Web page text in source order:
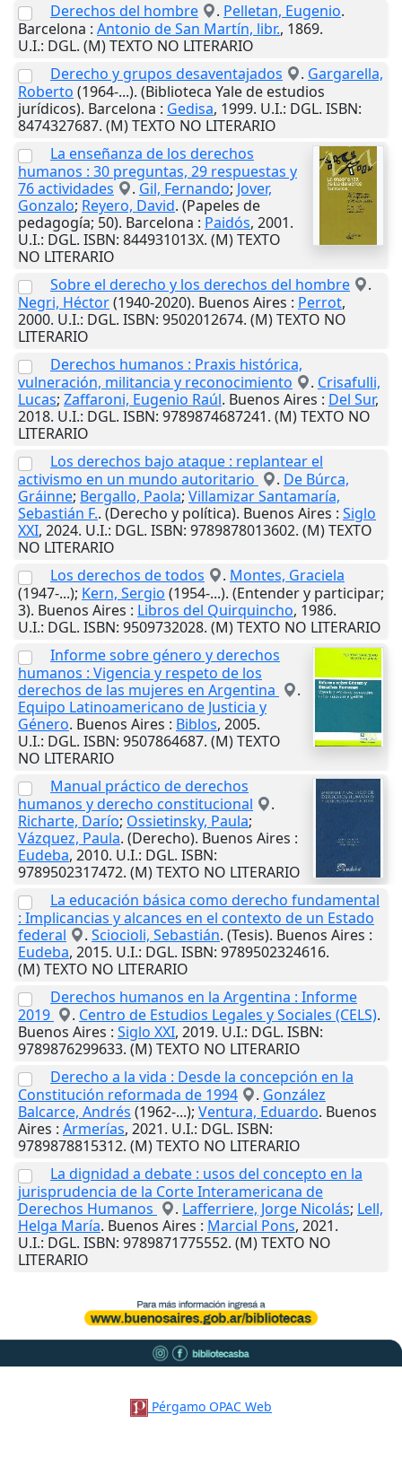
Derechos del hombre
. Pelletan, Eugenio.
Barcelona : Antonio de San Martín, libr., 1869.
U.I.: DGL. (M) TEXTO NO LITERARIO
Derecho y grupos desaventajados
. Gargarella,
Roberto (1964-...). (Biblioteca Yale de estudios
jurídicos). Barcelona : Gedisa, 1999. U.I.: DGL. ISBN:
8474327687. (M) TEXTO NO LITERARIO
La enseñanza de los derechos
humanos : 30 preguntas, 29 respuestas y
76 actividades
. Gil, Fernando; Jover,
Gonzalo; Reyero, David. (Papeles de
pedagogía; 50). Barcelona : Paidós, 2001.
U.I.: DGL. ISBN: 844931013X. (M) TEXTO
NO LITERARIO
Sobre el derecho y los derechos del hombre
.
Negri, Héctor(1940-2020). Buenos Aires : Perrot,
2000. U.I.: DGL. ISBN: 9502012674. (M) TEXTO NO
LITERARIO
Derechos humanos : Praxis histórica,
vulneración, militancia y reconocimiento
. Crisafulli,
Lucas; Zaffaroni, Eugenio Raúl. Buenos Aires : Del Sur,
2018. U.I.: DGL. ISBN: 9789874687241. (M) TEXTO NO
LITERARIO
Los derechos bajo ataque : replantear el
activismo en un mundo autoritario
. De Búrca,
Gráinne; Bergallo, Paola; Villamizar Santamaría,
Sebastián F.. (Derecho y política). Buenos Aires : Siglo
XXI, 2024. U.I.: DGL. ISBN: 9789878013602. (M) TEXTO
NO LITERARIO
Los derechos de todos
. Montes, Graciela
(1947-...); Kern, Sergio (1954-...). (Entender y participar;
3). Buenos Aires : Libros del Quirquincho, 1986.
U.I.: DGL. ISBN: 9509732028. (M) TEXTO NO LITERARIO
Informe sobre género y derechos
humanos : Vigencia y respeto de los
derechos de las mujeres en Argentina
.
Equipo Latinoamericano de Justicia y
Género. Buenos Aires : Biblos, 2005.
U.I.: DGL. ISBN: 9507864687. (M) TEXTO
NO LITERARIO
Manual práctico de derechos
humanos y derecho constitucional
.
Richarte, Darío; Ossietinsky, Paula;
Vázquez, Paula. (Derecho). Buenos Aires :
Eudeba, 2010. U.I.: DGL. ISBN:
9789502317472. (M) TEXTO NO LITERARIO
La educación básica como derecho fundamental
: Implicancias y alcances en el contexto de un Estado
federal
. Sciocioli, Sebastián. (Tesis). Buenos Aires :
Eudeba, 2015. U.I.: DGL. ISBN: 9789502324616.
(M) TEXTO NO LITERARIO
Derechos humanos en la Argentina : Informe
2019
. Centro de Estudios Legales y Sociales (CELS).
Buenos Aires : Siglo XXI, 2019. U.I.: DGL. ISBN:
9789876299633. (M) TEXTO NO LITERARIO
Derecho a la vida : Desde la concepción en la
Constitución reformada de 1994
. González
Balcarce, Andrés (1962-...); Ventura, Eduardo. Buenos
Aires : Armerías, 2021. U.I.: DGL. ISBN:
9789878815312. (M) TEXTO NO LITERARIO
La dignidad a debate : usos del concepto en la
jurisprudencia de la Corte Interamericana de
Derechos Humanos
. Lafferriere, Jorge Nicolás; Lell,
Helga María. Buenos Aires : Marcial Pons, 2021.
U.I.: DGL. ISBN: 9789871775552. (M) TEXTO NO
LITERARIO
Pérgamo OPAC Web